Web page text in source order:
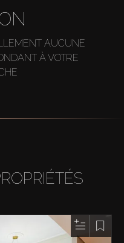
AUCUNE
À VOTRE